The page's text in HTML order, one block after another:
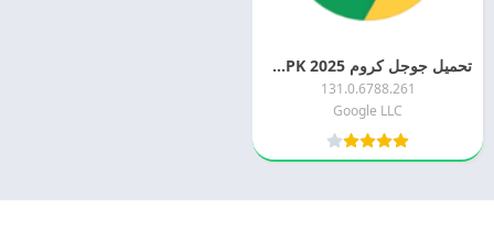
تحميل جوجل كروم 2025 Google Chrome APK اخر اصدار
131.0.6788.261
Google LLC